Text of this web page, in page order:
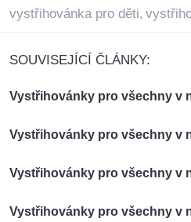
vystřihovánka pro děti,
SOUVISEJÍCÍ ČLÁNKY:
Vystřihovánky pro všechny v
Vystřihovánky pro všechny v
Vystřihovánky pro všechny v
Vystřihovánky pro všechny v